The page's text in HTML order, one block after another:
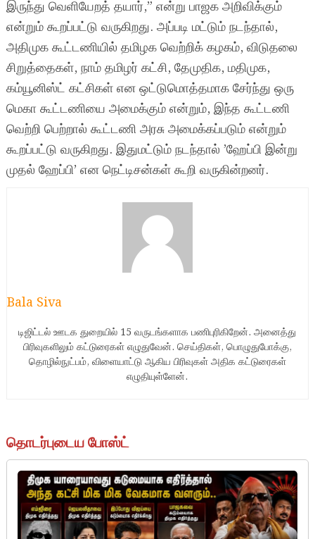
இருந்து வெளியேறத் தயார்,” என்று பாஜக அறிவிக்கும்
என்றும் கூறப்பட்டு வருகிறது. அப்படி மட்டும் நடந்தால்,
அதிமுக கூட்டணியில் தமிழக வெற்றிக் கழகம், விடுதலை
சிறுத்தைகள், நாம் தமிழர் கட்சி, தேமுதிக, மதிமுக,
கம்யூனிஸ்ட் கட்சிகள் என ஒட்டுமொத்தமாக சேர்ந்து ஒரு
மெகா கூட்டணியை அமைக்கும் என்றும், இந்த கூட்டணி
வெற்றி பெற்றால் கூட்டணி அரசு அமைக்கப்படும் என்றும்
கூறப்பட்டு வருகிறது. இதுமட்டும் நடந்தால் ’ஹேப்பி இன்று
முதல் ஹேப்பி’ என நெட்டிசன்கள் கூறி வருகின்றனர்.
Bala Siva
டிஜிட்டல் ஊடக துறையில் 15 வருடங்களாக பணிபுரிகிறேன். அனைத்து
பிரிவுகளிலும் கட்டுரைகள் எழுதுவேன். செய்திகள், பொழுதுபோக்கு,
தொழில்நுட்பம், விளையாட்டு ஆகிய பிரிவுகள் அதிக கட்டுரைகள்
எழுதியுள்ளேன்.
தொடர்புடைய போஸ்ட்